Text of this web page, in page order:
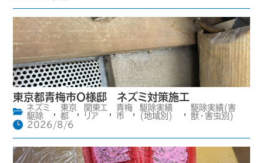
東京都青梅市O様邸 ネズミ対策施工
ネズミ
駆除
,
東京
都
,
関東エ
リア
,
青梅
市
,
駆除実績
(地域別)
,
駆除実績(害
獣・害虫別)
2026/8/6